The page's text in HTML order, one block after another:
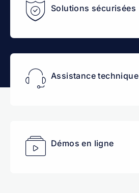
Solutions sécurisées
Assistance technique
Démos en ligne